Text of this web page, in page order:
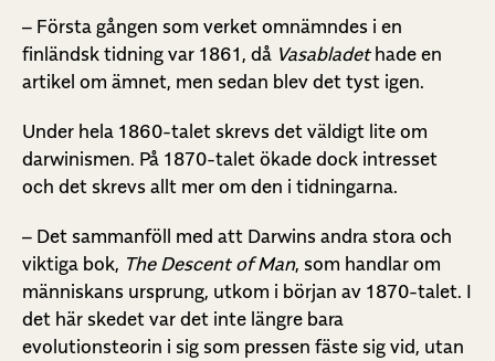
– Första gången som verket omnämndes i en
finländsk tidning var 1861, då Vasabladethade en
artikel om ämnet, men sedan blev det tyst igen.
Under hela 1860-talet skrevs det väldigt lite om
darwinismen. På 1870-talet ökade dock intresset
och det skrevs allt mer om den i tidningarna.
– Det sammanföll med att Darwins andra stora och
viktiga bok, The Descent of Man, som handlar om
människans ursprung, utkom i början av 1870-talet. I
det här skedet var det inte längre bara
evolutionsteorin i sig som pressen fäste sig vid, utan